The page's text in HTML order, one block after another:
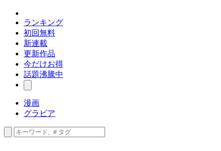
ランキング
初回無料
新連載
更新作品
今だけお得
話題沸騰中
漫画
グラビア